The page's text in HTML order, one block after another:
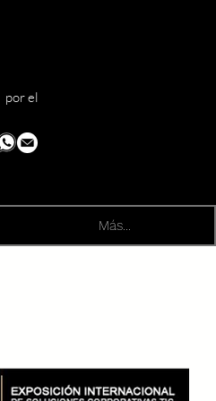
por el
Más...